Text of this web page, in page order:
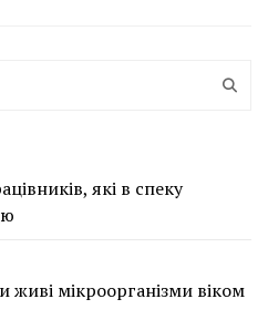
які в спеку
живі мікроорганізми віком